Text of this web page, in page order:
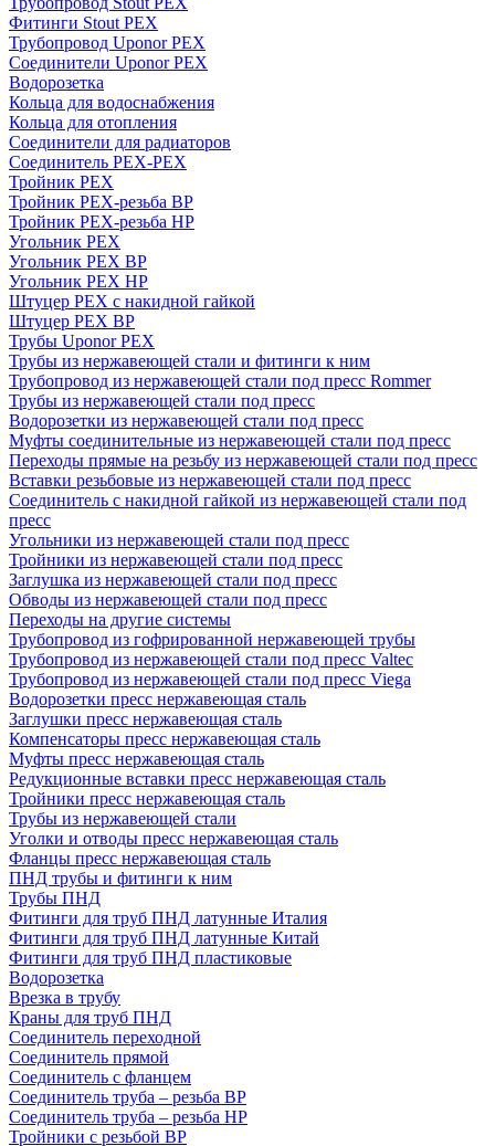
Фитинги Stout PEX
Трубопровод Uponor PEX
Соединители Uponor PEX
Водорозетка
Кольца для водоснабжения
Кольца для отопления
Соединители для радиаторов
Соединитель PEX-PEX
Тройник PEX
Тройник PEX-резьба ВР
Тройник PEX-резьба НР
Угольник PEX
Угольник PEX ВР
Угольник PEX НР
Штуцер PEX c накидной гайкой
Штуцер PEX ВР
Трубы Uponor PEX
Трубы из нержавеющей стали и фитинги к ним
Трубопровод из нержавеющей стали под пресс Rommer
Трубы из нержавеющей стали под пресс
Водорозетки из нержавеющей стали под пресс
Муфты соединительные из нержавеющей стали под пресс
Переходы прямые на резьбу из нержавеющей стали под пресс
Вставки резьбовые из нержавеющей стали под пресс
Соединитель с накидной гайкой из нержавеющей стали под
пресс
Угольники из нержавеющей стали под пресс
Тройники из нержавеющей стали под пресс
Заглушка из нержавеющей стали под пресс
Обводы из нержавеющей стали под пресс
Переходы на другие системы
Трубопровод из гофрированной нержавеющей трубы
Трубопровод из нержавеющей стали под пресс Valtec
Трубопровод из нержавеющей стали под пресс Viega
Водорозетки пресс нержавеющая сталь
Заглушки пресс нержавеющая сталь
Компенсаторы пресс нержавеющая сталь
Муфты пресс нержавеющая сталь
Редукционные вставки пресс нержавеющая сталь
Тройники пресс нержавеющая сталь
Трубы из нержавеющей стали
Уголки и отводы пресс нержавеющая сталь
Фланцы пресс нержавеющая сталь
ПНД трубы и фитинги к ним
Трубы ПНД
Фитинги для труб ПНД латунные Италия
Фитинги для труб ПНД латунные Китай
Фитинги для труб ПНД пластиковые
Водорозетка
Врезка в трубу
Краны для труб ПНД
Соединитель переходной
Соединитель прямой
Соединитель с фланцем
Соединитель труба – резьба ВР
Соединитель труба – резьба НР
Тройники с резьбой ВР